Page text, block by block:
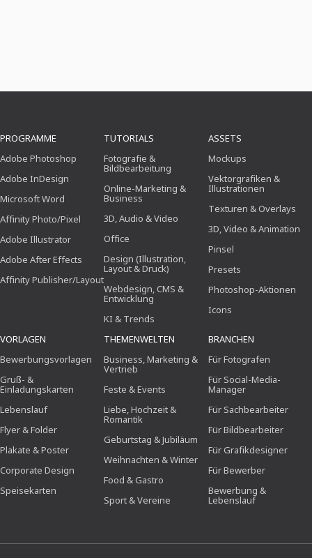
PROGRAMME
Adobe Photoshop
Adobe InDesign
Microsoft Word
Affinity Photo/Pixel
Adobe Illustrator
Adobe After Effects
Affinity Publisher/Layout
TUTORIALS
Fotografie &
Bildbearbeitung
Online-Marketing &
Business
3D, Audio & Video
Office
Design (Illustration,
Layout & Druck)
Webdesign, CMS &
Entwicklung
KI & Trends
ASSETS
Mockups
Vektorgrafiken &
Illustrationen
Texturen & Overlays
3D, Video & Animation
Pinsel
Presets
Photoshop-Aktionen
Icons
VORLAGEN
Bewerbungsvorlagen
Gruß- &
Einladungskarten
Lebenslauf
Flyer & Folder
Plakate & Poster
Corporate Design
Speisekarten
THEMENWELTEN
Business, Marketing &
Vertrieb
Feste & Events
Liebe, Hochzeit &
Romantik
Geburtstag & Jubiläum
Weihnachten & Winter
Food & Gastro
Sport & Vereine
BRANCHEN
Für Fotografen
Für Social-Media-
Manager
Für Sachbearbeiter
Für Bildbearbeiter
Für Grafikdesigner
Für Bewerber
Bewerbung &
Lebenslauf